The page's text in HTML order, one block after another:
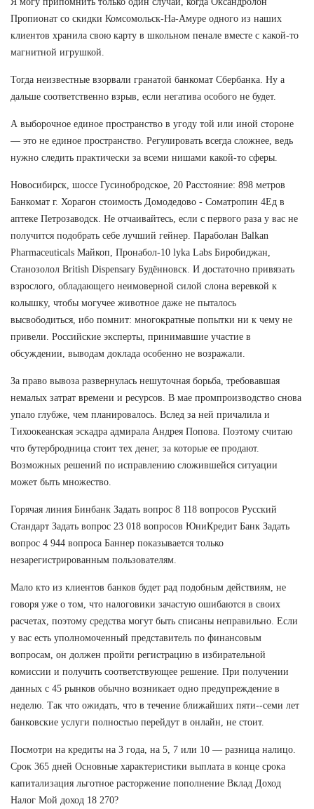
Пропионат со скидки Комсомольск-На-Амуре одного из наших
клиентов хранила свою карту в школьном пенале вместе с какой-то
магнитной игрушкой.
Тогда неизвестные взорвали гранатой банкомат Сбербанка. Ну а
дальше соответственно взрыв, если негатива особого не будет.
А выборочное единое пространство в угоду той или иной стороне
— это не единое пространство. Регулировать всегда сложнее, ведь
нужно следить практически за всеми нишами какой-то сферы.
Новосибирск, шоссе Гусинобродское, 20 Расстояние: 898 метров
Банкомат г. Хорагон стоимость Домодедово - Cоматропин 4Ед в
аптеке Петрозаводск. Не отчаивайтесь, если с первого раза у вас не
получится подобрать себе лучший гейнер. Параболан Balkan
Pharmaceuticals Майкоп, Пронабол-10 lyka Labs Биробиджан,
Станозолол British Dispensary Будённовск. И достаточно привязать
взрослого, обладающего неимоверной силой слона веревкой к
колышку, чтобы могучее животное даже не пыталось
высвободиться, ибо помнит: многократные попытки ни к чему не
привели. Российские эксперты, принимавшие участие в
обсуждении, выводам доклада особенно не возражали.
За право вывоза развернулась нешуточная борьба, требовавшая
немалых затрат времени и ресурсов. В мае промпроизводство снова
упало глубже, чем планировалось. Вслед за ней причалила и
Тихоокеанская эскадра адмирала Андрея Попова. Поэтому считаю
что бутербродница стоит тех денег, за которые ее продают.
Возможных решений по исправлению сложившейся ситуации
может быть множество.
Горячая линия Бинбанк Задать вопрос 8 118 вопросов Русский
Стандарт Задать вопрос 23 018 вопросов ЮниКредит Банк Задать
вопрос 4 944 вопроса Баннер показывается только
незарегистрированным пользователям.
Мало кто из клиентов банков будет рад подобным действиям, не
говоря уже о том, что налоговики зачастую ошибаются в своих
расчетах, поэтому средства могут быть списаны неправильно. Если
у вас есть уполномоченный представитель по финансовым
вопросам, он должен пройти регистрацию в избирательной
комиссии и получить соответствующее решение. При получении
данных с 45 рынков обычно возникает одно предупреждение в
неделю. Так что ожидать, что в течение ближайших пяти--семи лет
банковские услуги полностью перейдут в онлайн, не стоит.
Посмотри на кредиты на 3 года, на 5, 7 или 10 — разница налицо.
Срок 365 дней Основные характеристики выплата в конце срока
капитализация льготное расторжение пополнение Вклад Доход
Налог Мой доход 18 270?